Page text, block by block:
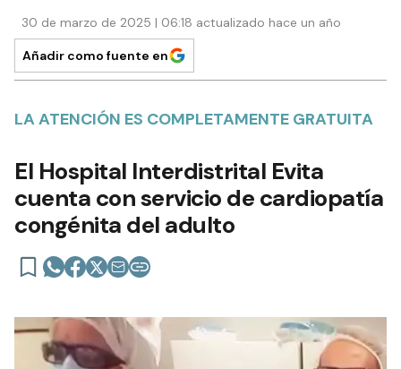
30 de marzo de 2025 | 06:18 actualizado hace un año
Añadir como fuente en
LA ATENCIÓN ES COMPLETAMENTE GRATUITA
El Hospital Interdistrital Evita
cuenta con servicio de cardiopatía
congénita del adulto